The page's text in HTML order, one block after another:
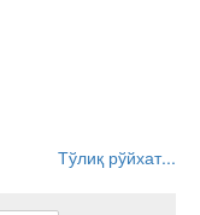
Тўлиқ рўйхат...